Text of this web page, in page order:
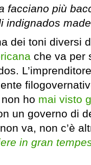
facciano più
indignados
dei toni diversi
che va per
ho mai visto
un governo di
va, non c’è
in gran